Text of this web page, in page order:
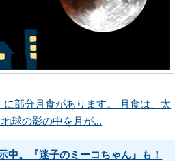
に部分月食があります。 月食は、太
球の影の中を月が...
中。『迷子のミーコちゃん』も！